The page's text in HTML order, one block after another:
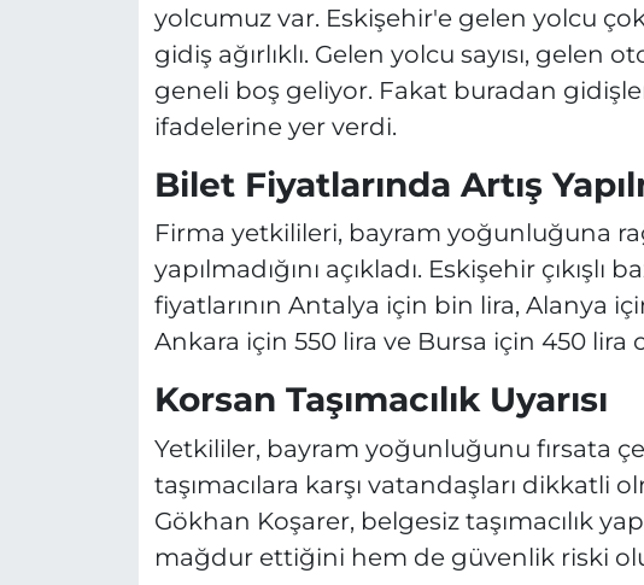
yolcumuz var. Eskişehir'e gelen yolcu
gidiş ağırlıklı. Gelen yolcu sayısı, gelen
geneli boş geliyor. Fakat buradan
ifadelerine yer verdi.
Bilet Fiyatlarında Artış
Firma yetkilileri, bayram yoğunluğuna
yapılmadığını açıkladı. Eskişehir
fiyatlarının Antalya için bin lira, Alanya
Ankara için 550 lira ve Bursa için 450
Korsan Taşımacılık Uyarısı
Yetkililer, bayram yoğunluğunu fırsata
taşımacılara karşı vatandaşları dikkatli
Gökhan Koşarer, belgesiz taşımacılık
mağdur ettiğini hem de güvenlik riski